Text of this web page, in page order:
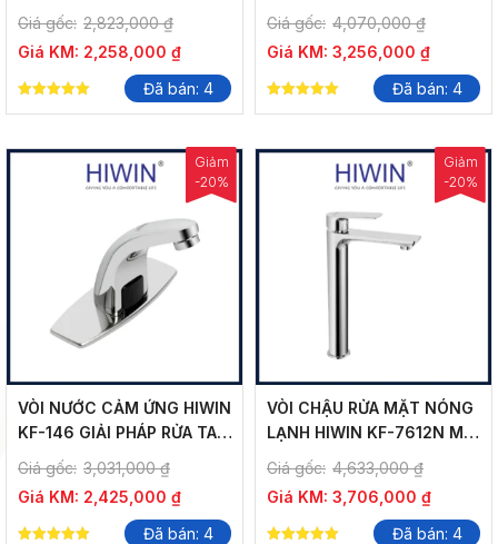
KẾ TIỆN DỤNG
Giá gốc: 2,823,000₫
Giá KM: 2,258,000 ₫
Đã bán: 4
TRẢI NGHIỆM
Giá gốc: 4,070,000₫
Giá KM: 3,256,000 ₫
Đã bán: 4
VÒI NƯỚC CẢM ỨNG HIWIN
KF-146 GIẢI PHÁP RỬA TAY
THÔNG MINH
Giá gốc: 3,031,000₫
Giá KM: 2,425,000 ₫
Giảm
-20%
Đã bán: 4
VÒI CHẬU RỬA MẶT NÓNG
LẠNH HIWIN KF-7612N MẠ
CROM SÁNG ĐẸP
Giá gốc: 4,633,000₫
Giá KM: 3,706,000 ₫
Giảm
-20%
Đã bán: 4